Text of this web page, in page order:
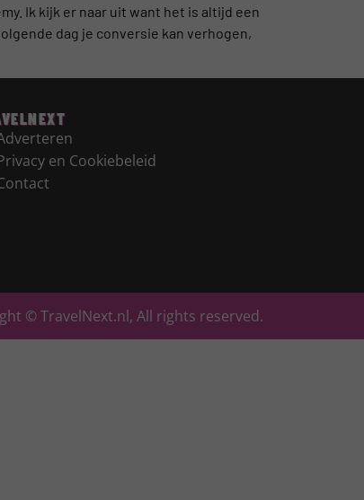
Ik kijk er naar uit want het is altijd een
dag je conversie kan verhogen,
en Cookiebeleid
© TravelNext.nl, All rights reserved.